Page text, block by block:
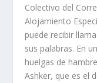
Colectivo del
Alojamiento
puede recibir
sus palabras. En
huelgas de
Ashker, que es el